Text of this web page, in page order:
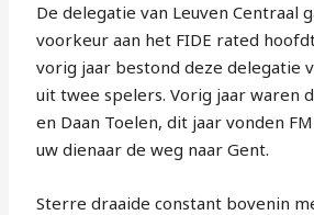
De delegatie van Leuven Centraal
voorkeur aan het FIDE rated
vorig jaar bestond deze delegatie
uit twee spelers. Vorig jaar waren
en Daan Toelen, dit jaar vonden
uw dienaar de weg naar Gent.
Sterre draaide constant bovenin